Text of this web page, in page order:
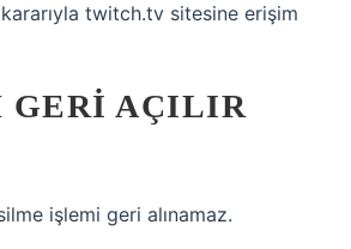
twitch.tv sitesine erişim
GERI AÇILIR
işlemi geri alınamaz.